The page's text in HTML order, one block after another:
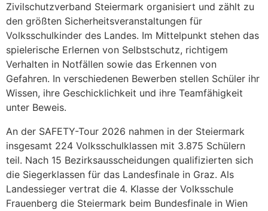
Zivilschutzverband Steiermark organisiert und zählt zu
den größten Sicherheitsveranstaltungen für
Volksschulkinder des Landes. Im Mittelpunkt stehen das
spielerische Erlernen von Selbstschutz, richtigem
Verhalten in Notfällen sowie das Erkennen von
Gefahren. In verschiedenen Bewerben stellen Schüler ihr
Wissen, ihre Geschicklichkeit und ihre Teamfähigkeit
unter Beweis.
An der SAFETY-Tour 2026 nahmen in der Steiermark
insgesamt 224 Volksschulklassen mit 3.875 Schülern
teil. Nach 15 Bezirksausscheidungen qualifizierten sich
die Siegerklassen für das Landesfinale in Graz. Als
Landessieger vertrat die 4. Klasse der Volksschule
Frauenberg die Steiermark beim Bundesfinale in Wien